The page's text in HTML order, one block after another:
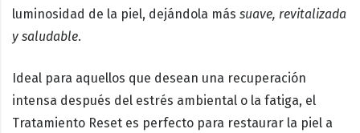
luminosidad de la piel, dejándola más suave, revitalizada
y saludable.
Ideal para aquellos que desean una recuperación
intensa después del estrés ambiental o la fatiga, el
Tratamiento Reset es perfecto para restaurar la piel a